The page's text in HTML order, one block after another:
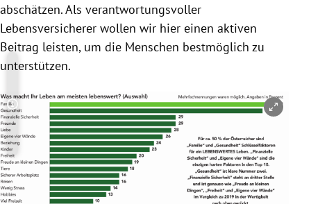
abschätzen. Als verantwortungsvoller
Lebensversicherer wollen wir hier einen aktiven
Beitrag leisten, um die Menschen bestmöglich zu
unterstützen.
Copyright-Hinweis öffnen/schließen